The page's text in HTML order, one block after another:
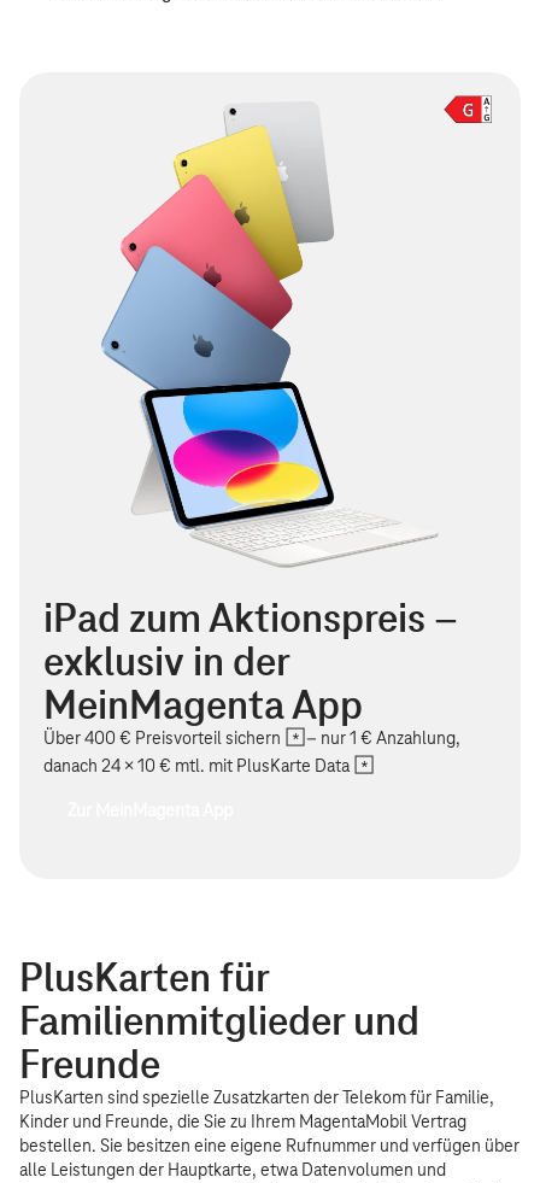
iPad zum Aktionspreis –
exklusiv in der
MeinMagenta App
Über 400 € Preisvorteil sichern
– nur 1 € Anzahlung,
danach 24 × 10 € mtl. mit PlusKarte Data
PlusKarten für
Familienmitglieder und
Freunde
PlusKarten sind spezielle Zusatzkarten der Telekom für Familie,
Kinder und Freunde, die Sie zu Ihrem MagentaMobil Vertrag
bestellen. Sie besitzen eine eigene Rufnummer und verfügen über
alle Leistungen der Hauptkarte, etwa Datenvolumen und